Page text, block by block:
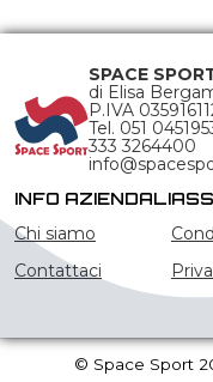
SPACE
di Elisa
P.IVA
Tel. 051
333 3264400
INFO AZIENDALI
Chi siamo
Contattaci
© Space Sport